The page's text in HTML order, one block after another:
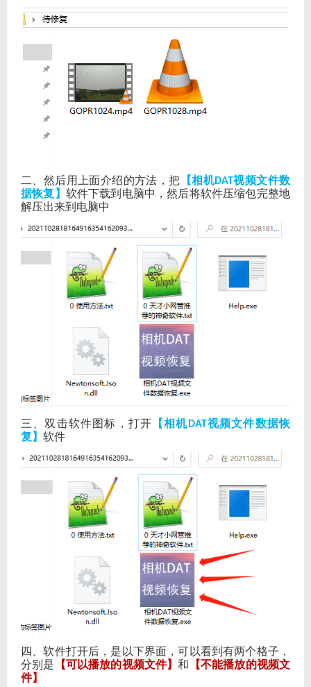
二、然后用上面介绍的方法，把 【相机DAT视频文件数
据恢复】 软件下载到电脑中，然后将软件压缩包完整地
解压出来到电脑中
三、双击软件图标，打开 【相机 DAT视频文件数据恢
复】 软件
四、软件打开后，是以下界面，可以看到有两个格子，
分别是 【可以播放的视频文件】和 【不能播放的视频文
件】